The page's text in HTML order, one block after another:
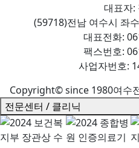
대표자:
(59718)전남 여수시 좌
대표전화:
팩스번호:
사업자번호:
Copyright© since 1980여수
전문센터 / 클리닉